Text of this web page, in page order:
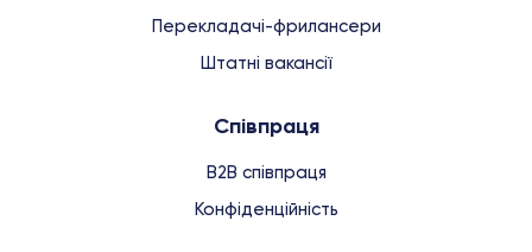
Перекладачі-фрилансери
Штатні вакансії
Співпраця
B2B співпраця
Конфіденційність